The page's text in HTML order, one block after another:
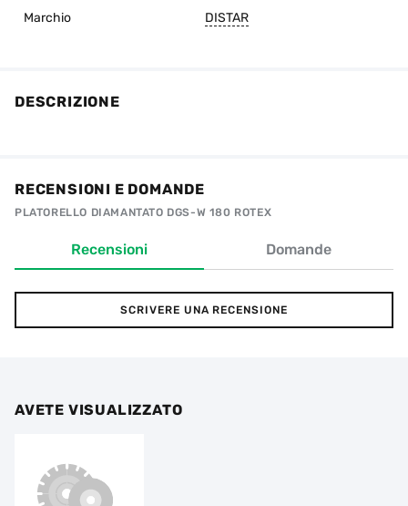
Marchio DISTAR
DESCRIZIONE
RECENSIONI E DOMANDE
PLATORELLO DIAMANTATO DGS-W 180 ROTEX
Recensioni Domande
SCRIVERE UNA RECENSIONE
AVETE VISUALIZZATO